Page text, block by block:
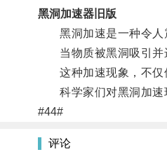
黑洞加速器旧版
黑洞加速是一种令人震
当物质被黑洞吸引并进
这种加速现象，不仅使
科学家们对黑洞加速现
#44#
评论